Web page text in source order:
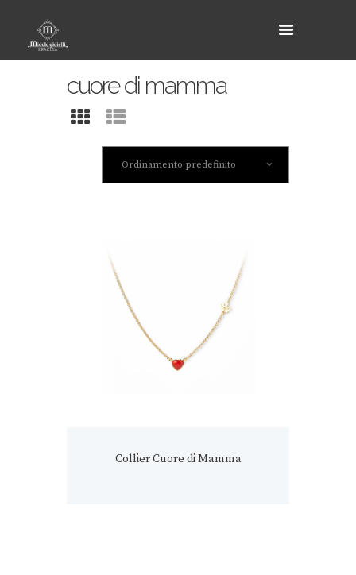
cuore di mamma
Collier Cuore di Mamma